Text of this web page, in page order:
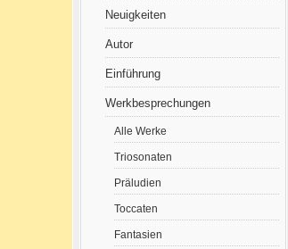
Neuigkeiten
Autor
Einführung
Werkbesprechungen
Alle Werke
Triosonaten
Präludien
Toccaten
Fantasien